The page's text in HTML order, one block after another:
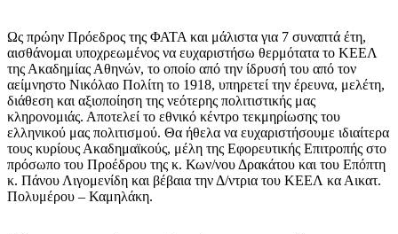
Ως πρώην Πρόεδρος της ΦΑΤΑ και μάλιστα για 7 συναπτά έτη,
αισθάνομαι υποχρεωμένος να ευχαριστήσω θερμότατα το ΚΕΕΛ
της Ακαδημίας Αθηνών, το οποίο από την ίδρυσή του από τον
αείμνηστο Νικόλαο Πολίτη το 1918, υπηρετεί την έρευνα, μελέτη,
διάθεση και αξιοποίηση της νεότερης πολιτιστικής μας
κληρονομιάς. Αποτελεί το εθνικό κέντρο τεκμηρίωσης του
ελληνικού μας πολιτισμού. Θα ήθελα να ευχαριστήσουμε ιδιαίτερα
τους κυρίους Ακαδημαϊκούς, μέλη της Εφορευτικής Επιτροπής στο
πρόσωπο του Προέδρου της κ. Κων/νου Δρακάτου και του Επόπτη
κ. Πάνου Λιγομενίδη και βέβαια την Δ/ντρια του ΚΕΕΛ κα Αικατ.
Πολυμέρου – Καμηλάκη.